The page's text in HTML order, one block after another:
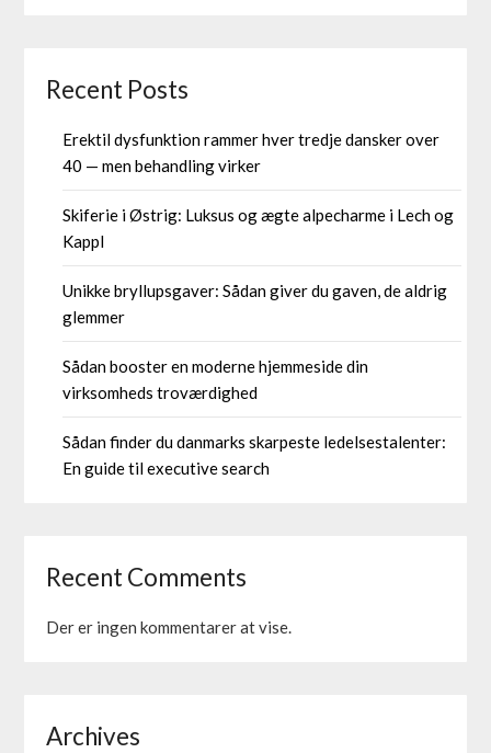
Recent Posts
Erektil dysfunktion rammer hver tredje dansker over
40 — men behandling virker
Skiferie i Østrig: Luksus og ægte alpecharme i Lech og
Kappl
Unikke bryllupsgaver: Sådan giver du gaven, de aldrig
glemmer
Sådan booster en moderne hjemmeside din
virksomheds troværdighed
Sådan finder du danmarks skarpeste ledelsestalenter:
En guide til executive search
Recent Comments
Der er ingen kommentarer at vise.
Archives